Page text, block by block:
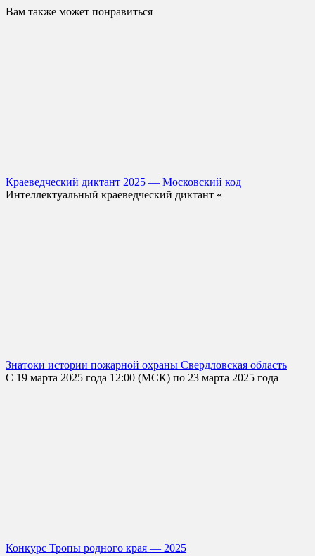
Вам также может понравиться
Краеведческий диктант 2025 — Московский код
Интеллектуальный краеведческий диктант «
Знатоки истории пожарной охраны Свердловская область
С 19 марта 2025 года 12:00 (МСК) по 23 марта 2025 года
Конкурс Тропы родного края — 2025